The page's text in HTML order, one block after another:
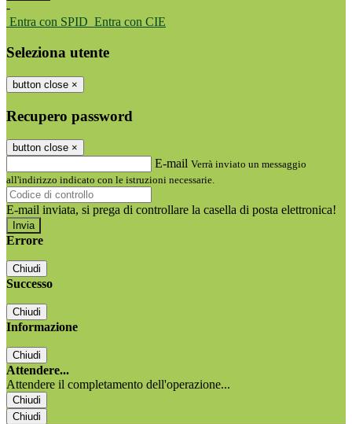
-
Entra con SPID Entra con CIE
Seleziona utente
button close ×
Recupero password
button close ×
E-mail Verrà inviato un messaggio
all'indirizzo indicato con le istruzioni necessarie.
E-mail inviata, si prega di controllare la casella di posta elettronica!
Errore
Chiudi
Successo
Chiudi
Informazione
Chiudi
Attendere...
Attendere il completamento dell'operazione...
Chiudi
Chiudi